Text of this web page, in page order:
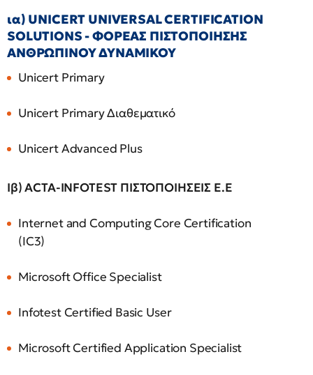
ια) UNICERT UNIVERSAL CERTIFICATION
SOLUTIONS - ΦΟΡΕΑΣ ΠΙΣΤΟΠΟΙΗΣΗΣ
ΑΝΘΡΩΠΙΝΟΥ ΔΥΝΑΜΙΚΟΥ
Unicert Primary
Unicert Primary Διαθεματικό
Unicert Advanced Plus
Ιβ) ACTA-INFOTEST ΠΙΣΤΟΠΟΙΗΣΕΙΣ Ε.Ε
Internet and Computing Core Certification
(IC3)
Microsoft Office Specialist
Infotest Certified Basic User
Microsoft Certified Application Specialist